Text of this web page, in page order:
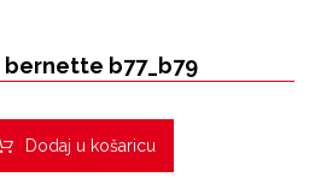
b77_b79
Dodaj u košaricu